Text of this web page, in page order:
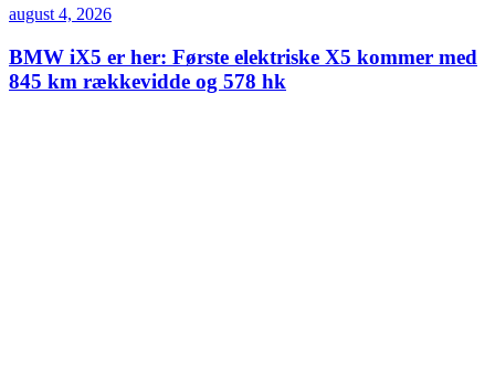
august 4, 2026
BMW iX5 er her: Første elektriske X5 kommer med
845 km rækkevidde og 578 hk